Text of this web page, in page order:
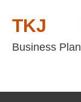
TKJ
Business Plan